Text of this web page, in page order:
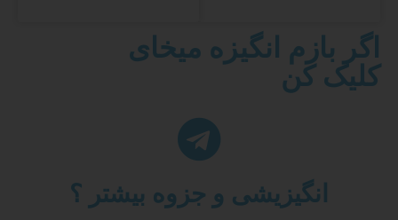
اگر بازم انگیزه میخای
کلیک کن
انگیزیشی و جزوه بیشتر ؟